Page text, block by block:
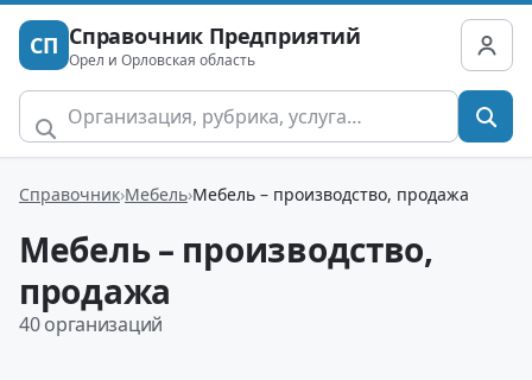
СП Справочник Предприятий
Орел и Орловская область
Справочник Мебель Мебель – производство, продажа
Мебель – производство,
продажа
40 организаций